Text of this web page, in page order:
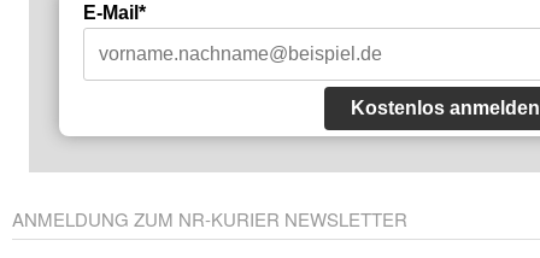
E-Mail*
Kostenlos anmelden
ANMELDUNG ZUM NR-KURIER NEWSLETTER